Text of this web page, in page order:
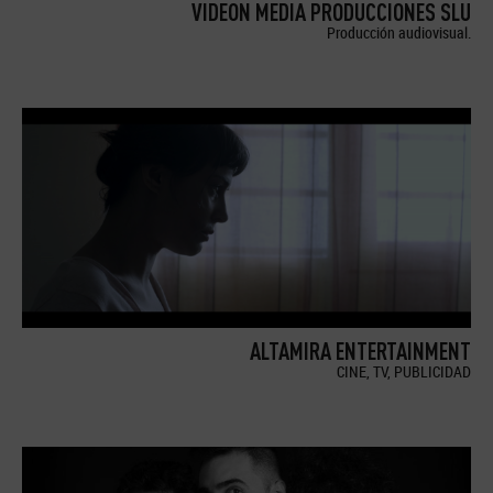
VIDEON MEDIA PRODUCCIONES SLU
Producción audiovisual.
ALTAMIRA ENTERTAINMENT
CINE, TV, PUBLICIDAD